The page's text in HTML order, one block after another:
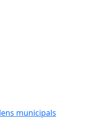
municipals